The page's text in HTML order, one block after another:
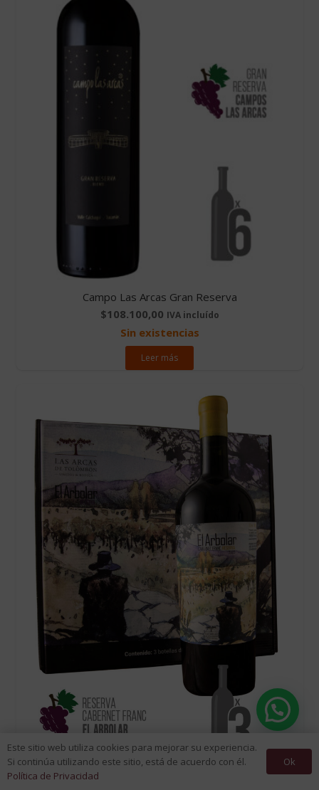
Campo Las Arcas Gran Reserva
$108.100,00 IVA incluído
Sin existencias
Leer más
Este sitio web utiliza cookies para mejorar su experiencia.
Si continúa utilizando este sitio, está de acuerdo con él.
Política de Privacidad
Ok